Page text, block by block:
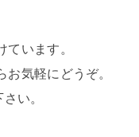
います。
お気軽にどうぞ。
い。